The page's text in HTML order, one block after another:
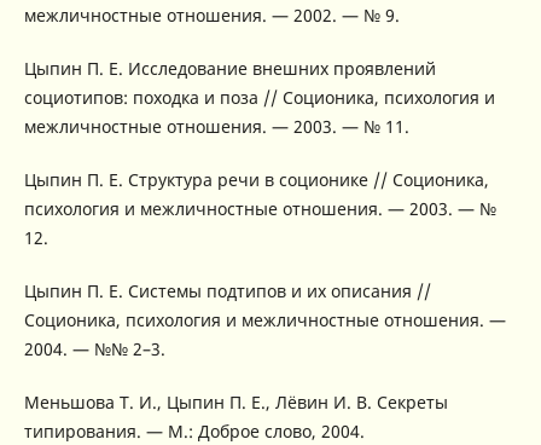
межличностные отношения. — 2002. — № 9.
Цыпин П. Е. Исследование внешних проявлений
социотипов: походка и поза // Соционика, психология и
межличностные отношения. — 2003. — № 11.
Цыпин П. Е. Структура речи в соционике // Соционика,
психология и межличностные отношения. — 2003. — №
12.
Цыпин П. Е. Системы подтипов и их описания //
Соционика, психология и межличностные отношения. —
2004. — №№ 2–3.
Меньшова Т. И., Цыпин П. Е., Лёвин И. В. Секреты
типирования. — М.: Доброе слово, 2004.